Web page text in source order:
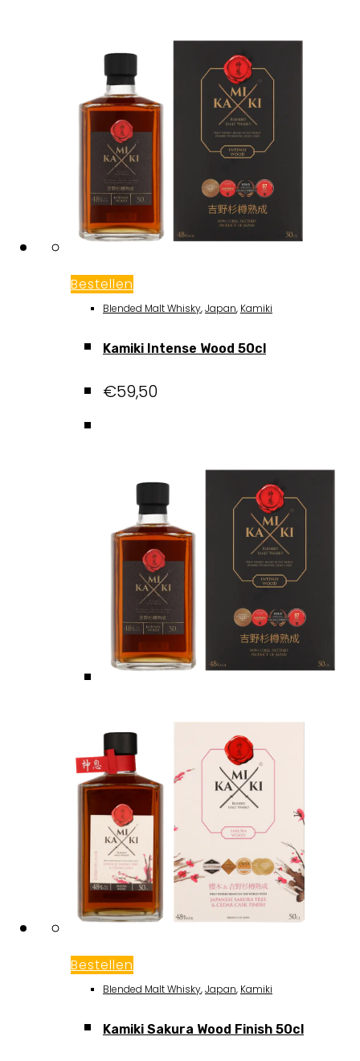
Bestellen
Blended Malt Whisky,Japan, Kamiki
Kamiki Intense Wood 50cl
€59,50
Bestellen
Blended Malt Whisky,Japan, Kamiki
Kamiki Sakura Wood Finish 50cl